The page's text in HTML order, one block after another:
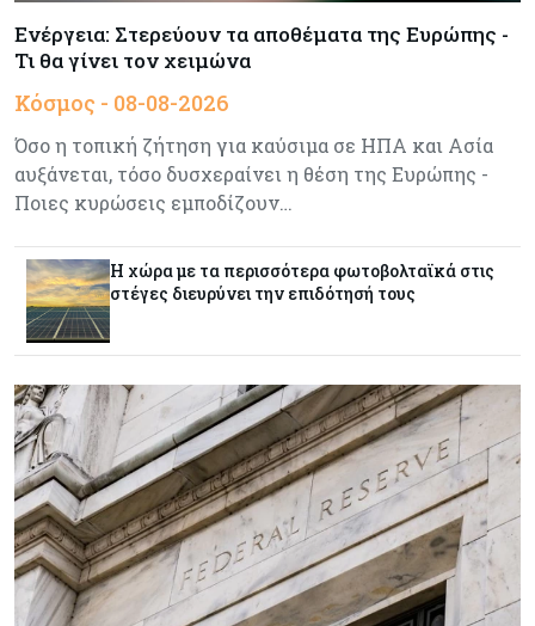
Η Τουρκία χτυπάει Ντουμπάι και Λονδίνο:
Φορολογικά κίνητρα για επαναπατρισμό
πλούσιων κατοίκων και επενδυτών
Από τα €150,6 εκατ. στα €112 εκατ. οι κρατικές
πιστώσεις για έρευνα στην Κύπρο
Κόσμος 07-08-2026
Παγκόσμιος συναγερμός για τις τιμές των
τροφίμων
Κύπρος 07-08-2026
Οι τιμές καθορίζουν την επιλογή παρόχου
κινητής στην Κύπρο
Κύπρος 07-08-2026
Ενέργεια: Στερεύουν τα αποθέματα της Ευρώπης -
Τι θα γίνει τον χειμώνα
Κόσμος - 08-08-2026
Όσο η τοπική ζήτηση για καύσιμα σε ΗΠΑ και Ασία
αυξάνεται, τόσο δυσχεραίνει η θέση της Ευρώπης -
Ποιες κυρώσεις εμποδίζουν…
Η χώρα με τα περισσότερα φωτοβολταϊκά στις
στέγες διευρύνει την επιδότησή τους